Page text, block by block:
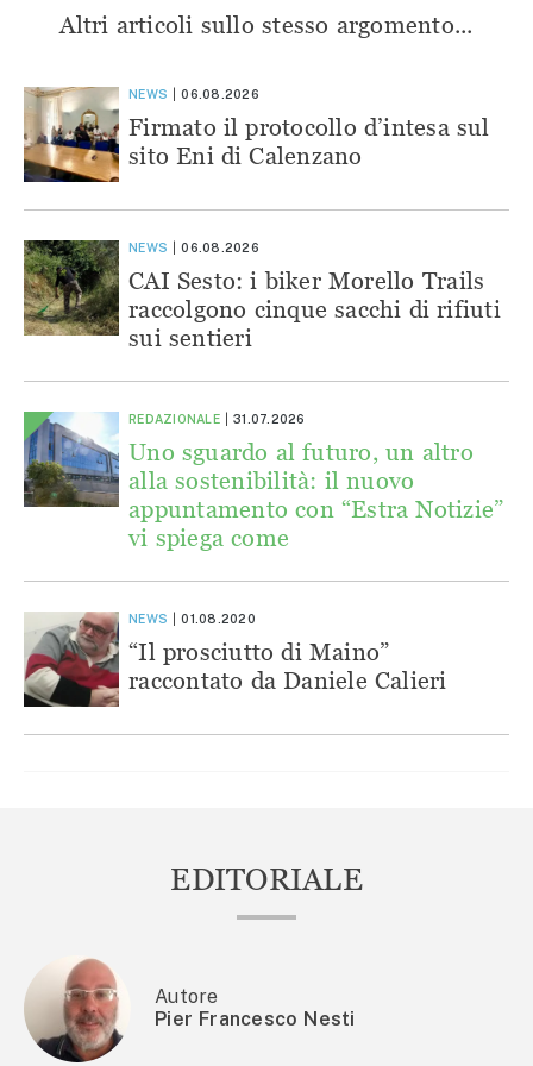
Altri articoli sullo stesso argomento...
NEWS 06.08.2026
Firmato il protocollo d’intesa sul
sito Eni di Calenzano
NEWS 06.08.2026
CAI Sesto: i biker Morello Trails
raccolgono cinque sacchi di rifiuti
sui sentieri
REDAZIONALE 31.07.2026
Uno sguardo al futuro, un altro
alla sostenibilità: il nuovo
appuntamento con “Estra Notizie”
vi spiega come
NEWS 01.08.2020
“Il prosciutto di Maino”
raccontato da Daniele Calieri
EDITORIALE
Autore
Pier Francesco Nesti